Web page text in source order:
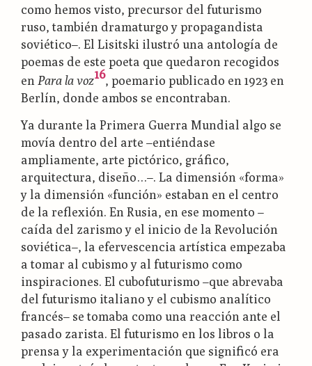
como hemos visto, precursor del futurismo
ruso, también dramaturgo y propagandista
soviético–. El Lisitski ilustró una antología de
poemas de este poeta que quedaron recogidos
en Para la voz16, poemario publicado en 1923 en
Berlín, donde ambos se encontraban.
Ya durante la Primera Guerra Mundial algo se
movía dentro del arte –entiéndase
ampliamente, arte pictórico, gráfico,
arquitectura, diseño…–. La dimensión «forma»
y la dimensión «función» estaban en el centro
de la reflexión. En Rusia, en ese momento –
caída del zarismo y el inicio de la Revolución
soviética–, la efervescencia artística empezaba
a tomar al cubismo y al futurismo como
inspiraciones. El cubofuturismo –que abrevaba
del futurismo italiano y el cubismo analítico
francés– se tomaba como una reacción ante el
pasado zarista. El futurismo en los libros o la
prensa y la experimentación que significó era